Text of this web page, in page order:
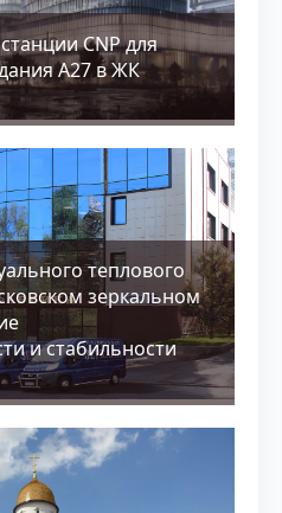
CNP для
А27 в ЖК
теплового
зеркальном
и стабильности